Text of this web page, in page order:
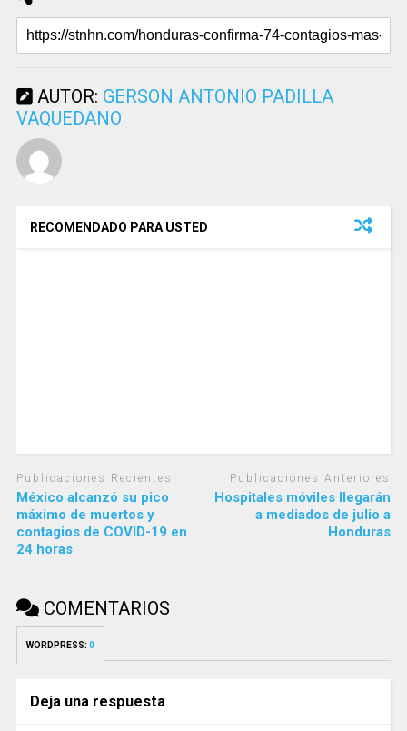
AUTOR: GERSON ANTONIO PADILLA
VAQUEDANO
RECOMENDADO PARA USTED
Publicaciones Recientes
México alcanzó su pico
máximo de muertos y
contagios de COVID-19 en
24 horas
Publicaciones Anteriores
Hospitales móviles llegarán
a mediados de julio a
Honduras
COMENTARIOS
WORDPRESS: 0
Deja una respuesta